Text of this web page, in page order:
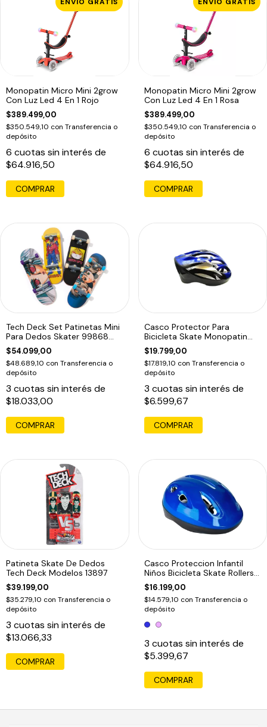
ENVÍO GRATIS
Monopatin Micro Mini 2grow
Con Luz Led 4 En 1 Rojo
$389.499,00
$350.549,10 con Transferencia o
depósito
6 cuotas sin interés de
$64.916,50
ENVÍO GRATIS
Monopatin Micro Mini 2grow
Con Luz Led 4 En 1 Rosa
$389.499,00
$350.549,10 con Transferencia o
depósito
6 cuotas sin interés de
$64.916,50
Tech Deck Set Patinetas Mini
Para Dedos Skater 99868
Hokok-ups
$54.099,00
$48.689,10 con Transferencia o
depósito
3 cuotas sin interés de
$18.033,00
Casco Protector Para
Bicicleta Skate Monopatin
Rollers
$19.799,00
$17.819,10 con Transferencia o
depósito
3 cuotas sin interés de
$6.599,67
COMPRAR
Patineta Skate De Dedos
Tech Deck Modelos 13897
$39.199,00
$35.279,10 con Transferencia o
depósito
3 cuotas sin interés de
$13.066,33
COMPRAR
Casco Proteccion Infantil
Niños Bicicleta Skate Rollers
317
$16.199,00
$14.579,10 con Transferencia o
depósito
3 cuotas sin interés de
$5.399,67
COMPRAR